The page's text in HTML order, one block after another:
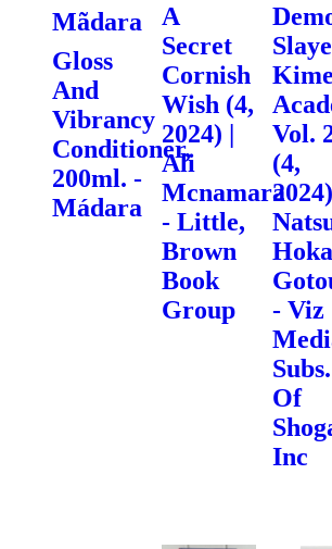
Mãdara
Gloss
And
Vibrancy
Conditioner,
200ml. -
Mádara
A
Secret
Cornish
Wish (4,
2024) |
Ali
Mcnamara
- Little,
Brown
Book
Group
Vol.
(4,
- Viz
Subs.
Of
Inc